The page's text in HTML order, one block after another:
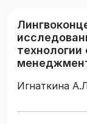
технологии
Игнаткина